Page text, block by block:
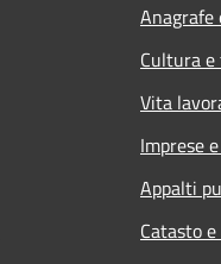
Cultura
Vita
Imprese
Appalti
Catasto